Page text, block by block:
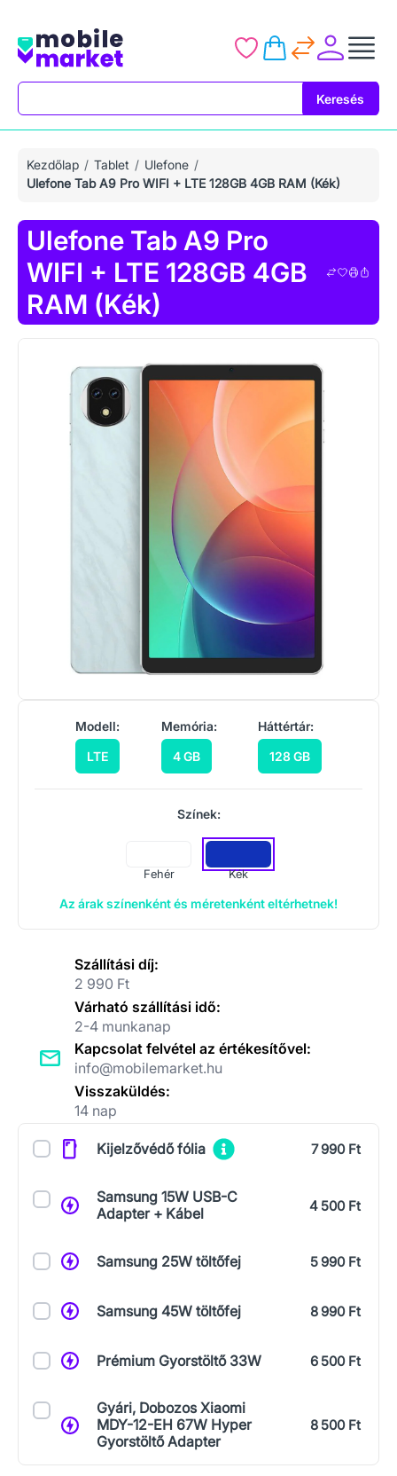
Keresés
Kezdőlap Tablet
Ulefone
Ulefone Tab A9 Pro WIFI + LTE 128GB 4GB RAM (Kék)
Ulefone Tab A9 Pro
WIFI + LTE 128GB 4GB
RAM (Kék)
Modell:
LTE
Memória:
4 GB
Háttértár:
128 GB
Színek:
Fehér Kék
Az árak színenként és méretenként eltérhetnek!
Szállítási díj:
2 990 Ft
Várható szállítási idő:
2-4 munkanap
Kapcsolat felvétel az értékesítővel:
info@mobilemarket.hu
Visszaküldés:
14 nap
KiegészítőkKijelzővédő fólia 7 990 Ft
Samsung 15W USB-C
Adapter + Kábel
4 500 Ft
Samsung 25W töltőfej 5 990 Ft
Samsung 45W töltőfej 8 990 Ft
Prémium Gyorstöltő 33W 6 500 Ft
Gyári, Dobozos Xiaomi
MDY-12-EH 67W Hyper
Gyorstöltő Adapter
8 500 Ft